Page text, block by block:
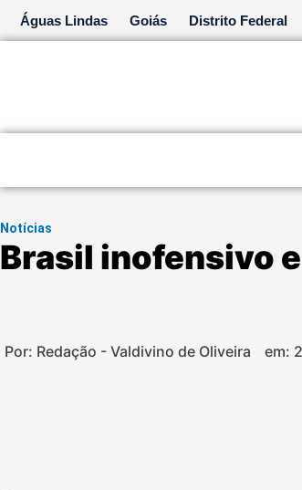
para
Águas Lindas Goiás Distrito Federal
Notícias
Brasil inofensivo
Por: Redação - Valdivino de Oliveira em: